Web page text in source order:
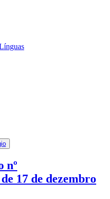
nº
17 de dezembro